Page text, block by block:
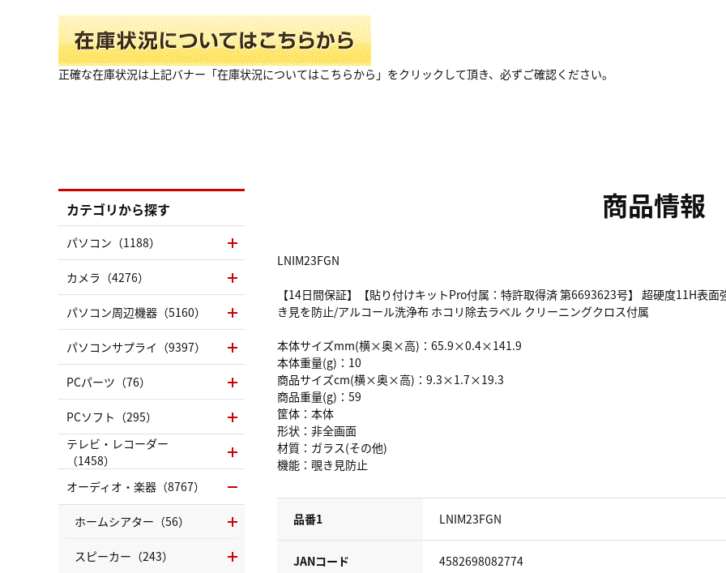
正確な在庫状況は上記バナー「在庫状況についてはこちらから」をクリックして頂き、必ずご確認ください。
商品情報
LNIM23FGN
【14日間保証】【貼り付けキットPro付属：特許取得済 第6693623号】 超硬度11H表
き見を防止/アルコール洗浄布 ホコリ除去ラベル クリーニングクロス付属
本体サイズmm(横×奥×高)：65.9×0.4×141.9
本体重量(g)：10
商品サイズcm(横×奥×高)：9.3×1.7×19.3
商品重量(g)：59
筐体：本体
形状：非全画面
材質：ガラス(その他)
機能：覗き見防止
品番1 LNIM23FGN
JANコード 4582698082774
カテゴリから探す
パソコン（1188）
カメラ（4276）
パソコン周辺機器（5160）
パソコンサプライ（9397）
PCパーツ（76）
PCソフト（295）
テレビ・レコーダー
（1458）
オーディオ・楽器（8767）
ホームシアター（56）
スピーカー（243）